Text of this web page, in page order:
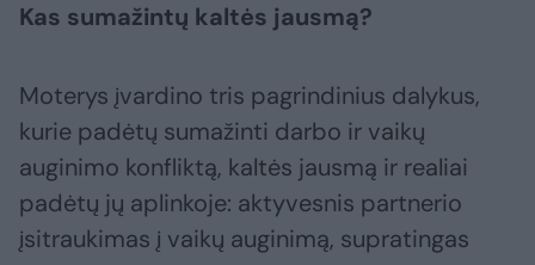
Kas sumažintų kaltės jausmą?
Moterys įvardino tris pagrindinius dalykus,
kurie padėtų sumažinti darbo ir vaikų
auginimo konfliktą, kaltės jausmą ir realiai
padėtų jų aplinkoje: aktyvesnis partnerio
įsitraukimas į vaikų auginimą, supratingas